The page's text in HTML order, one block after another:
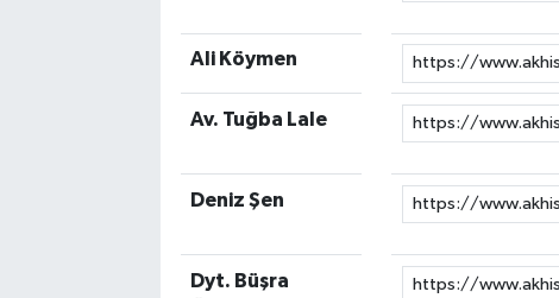
Ali Köymen
Av. Tuğba Lale
Deniz Şen
Dyt. Büşra